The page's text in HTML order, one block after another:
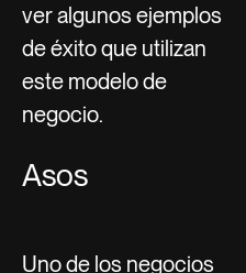
ver algunos ejemplos
de éxito que utilizan
este modelo de
negocio.
Asos
Uno de los negocios